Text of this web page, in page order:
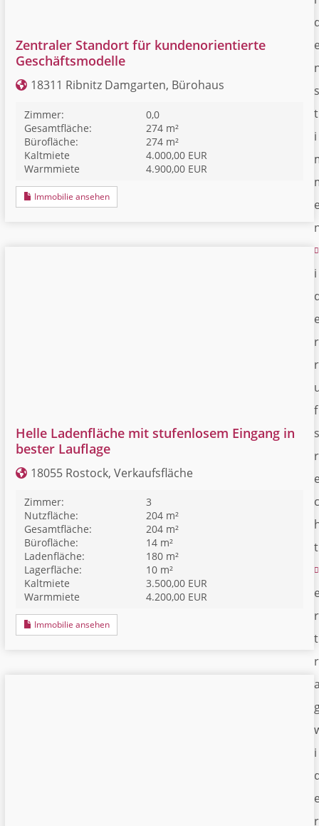
Zentraler Standort für kundenorientierte
Geschäftsmodelle
18311 Ribnitz Damgarten, Bürohaus
Zimmer:
0,0
Gesamtfläche:
274 m²
Bürofläche:
274 m²
Kaltmiete
4.000,00 EUR
Warmmiete
4.900,00 EUR
Immobilie ansehen
Helle Ladenfläche mit stufenlosem Eingang in
bester Lauflage
18055 Rostock, Verkaufsfläche
Zimmer:
3
Nutzfläche:
204 m²
Gesamtfläche:
204 m²
Bürofläche:
14 m²
Ladenfläche:
180 m²
Lagerfläche:
10 m²
Kaltmiete
3.500,00 EUR
Warmmiete
4.200,00 EUR
Immobilie ansehen
s
t
i
i
r
r
f
s
r
c
t
r
t
r
i
r